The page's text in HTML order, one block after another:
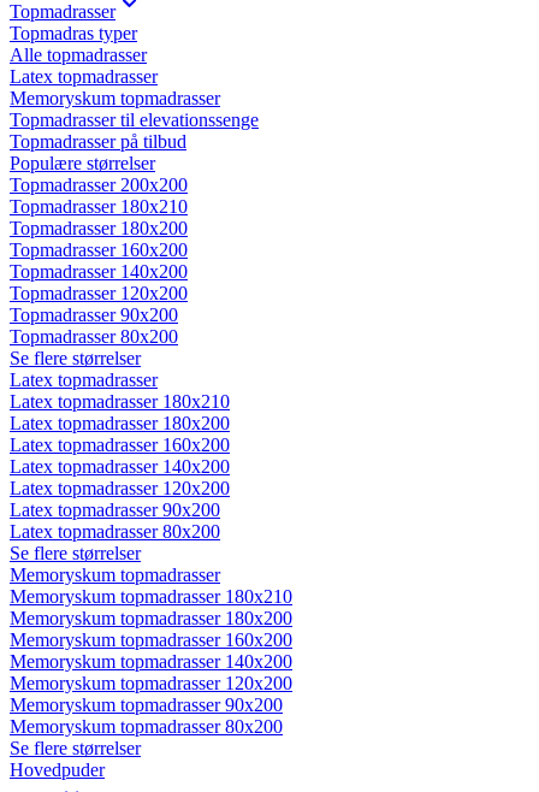
Topmadrasser
Topmadras typer
Alle topmadrasser
Latex topmadrasser
Memoryskum topmadrasser
Topmadrasser til elevationssenge
Topmadrasser på tilbud
Populære størrelser
Topmadrasser 200x200
Topmadrasser 180x210
Topmadrasser 180x200
Topmadrasser 160x200
Topmadrasser 140x200
Topmadrasser 120x200
Topmadrasser 90x200
Topmadrasser 80x200
Se flere størrelser
Latex topmadrasser
Latex topmadrasser 180x210
Latex topmadrasser 180x200
Latex topmadrasser 160x200
Latex topmadrasser 140x200
Latex topmadrasser 120x200
Latex topmadrasser 90x200
Latex topmadrasser 80x200
Se flere størrelser
Memoryskum topmadrasser
Memoryskum topmadrasser 180x210
Memoryskum topmadrasser 180x200
Memoryskum topmadrasser 160x200
Memoryskum topmadrasser 140x200
Memoryskum topmadrasser 120x200
Memoryskum topmadrasser 90x200
Memoryskum topmadrasser 80x200
Se flere størrelser
Hovedpuder